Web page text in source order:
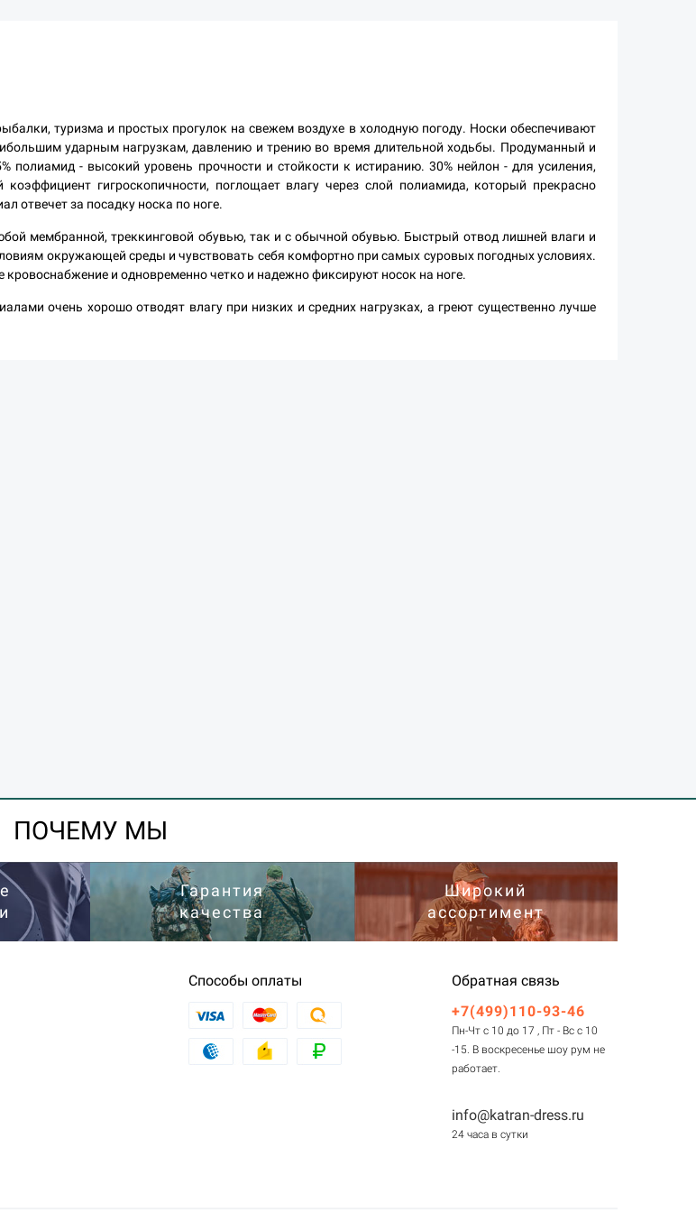
туризма и простых прогулок на свежем воздухе в холодную погоду. Носки обеспечивают
ударным нагрузкам, давлению и трению во время длительной ходьбы. Продуманный и
полиамид - высокий уровень прочности и стойкости к истиранию. 30% нейлон - для усиления,
гигроскопичности, поглощает влагу через слой полиамида, который прекрасно
отвечет за посадку носка по ноге.
мембранной, треккинговой обувью, так и с обычной обувью. Быстрый отвод лишней влаги и
окружающей среды и чувствовать себя комфортно при самых суровых погодных условиях.
и одновременно четко и надежно фиксируют носок на ноге.
очень хорошо отводят влагу при низких и средних нагрузках, а греют существенно лучше
ПОЧЕМУ МЫ
Гарантия
качества
Широкий
ассортимент
Способы оплаты
Обратная связь
+7(499)110-93-46
Пн-Чт с 10 до 17 , Пт - Вс с 10
-15. В воскресенье шоу рум не
работает.
info@katran-dress.ru
24 часа в сутки